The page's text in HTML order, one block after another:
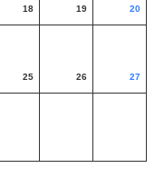
18 19 20
25 26 27